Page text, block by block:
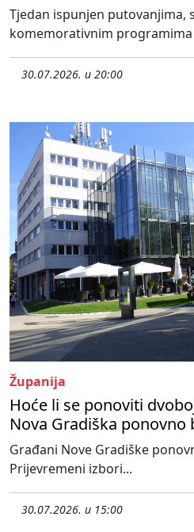
Tjedan ispunjen putovanjima,
komemorativnim
30.07.2026. u 20:00
Županija
Hoće li se ponoviti
Nova Gradiška ponovno
Građani Nove Gradiške
Prijevremeni izbori...
30.07.2026. u 15:00